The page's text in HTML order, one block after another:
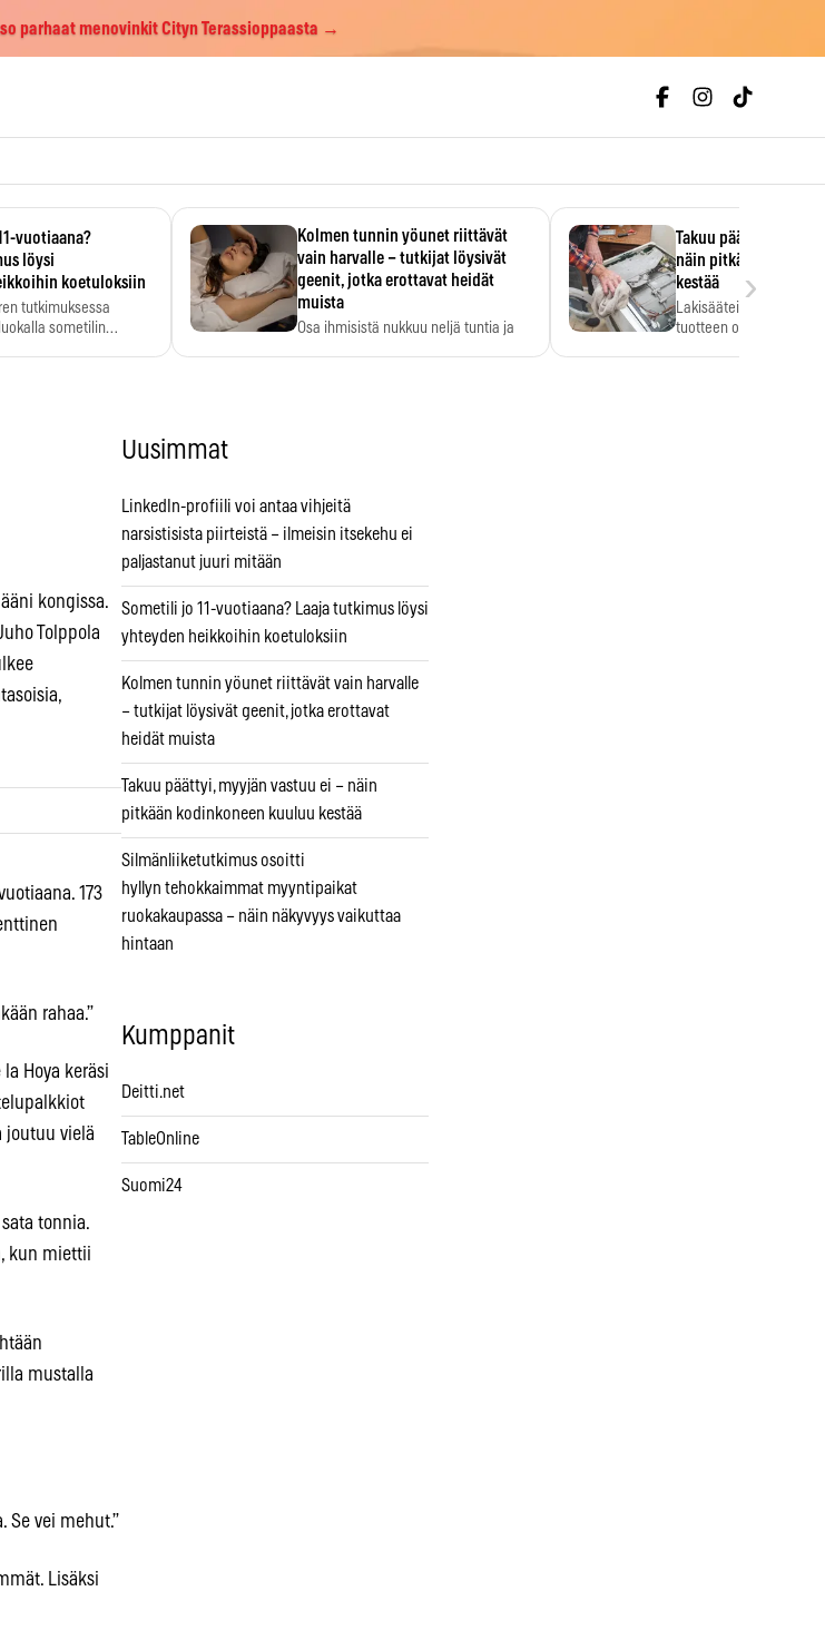
parhaat menovinkit Cityn Terassioppaasta →
vuotiaana?
löysi
koetuloksiin
tutkimuksessa
sometilin…
Kolmen tunnin yöunet riittävät
vain harvalle – tutkijat löysivät
geenit, jotka erottavat heidät
muista
Osa ihmisistä nukkuu neljä tuntia ja
Takuu päättyi,
näin pitkään
kestää
Lakisääteinen
tuotteen oletetun
›
kongissa.
Tolppola
173
rahaa.”
Hoya keräsi
joutuu vielä
tonnia.
kun miettii
mustalla
Se vei mehut.”
Lisäksi
Uusimmat
LinkedIn-profiili voi antaa vihjeitä
narsistisista piirteistä – ilmeisin itsekehu ei
paljastanut juuri mitään
Sometili jo 11-vuotiaana? Laaja tutkimus löysi
yhteyden heikkoihin koetuloksiin
Kolmen tunnin yöunet riittävät vain harvalle
– tutkijat löysivät geenit, jotka erottavat
heidät muista
Takuu päättyi, myyjän vastuu ei – näin
pitkään kodinkoneen kuuluu kestää
Silmänliiketutkimus osoitti
hyllyn tehokkaimmat myyntipaikat
ruokakaupassa – näin näkyvyys vaikuttaa
hintaan
Kumppanit
Deitti.net
TableOnline
Suomi24